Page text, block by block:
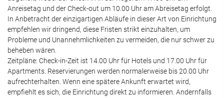
Anreisetag und der Check-out um 10.00 Uhr am Abreisetag erfolgt.
In Anbetracht der einzigartigen Abläufe in dieser Art von Einrichtung
empfehlen wir dringend, diese Fristen strikt einzuhalten, um
Probleme und Unannehmlichkeiten zu vermeiden, die nur schwer zu
beheben wären.
Zeitpläne: Check-in-Zeit ist 14.00 Uhr für Hotels und 17.00 Uhr für
Apartments. Reservierungen werden normalerweise bis 20.00 Uhr
aufrechterhalten. Wenn eine spätere Ankunft erwartet wird,
empfiehlt es sich, die Einrichtung direkt zu informieren. Andernfalls